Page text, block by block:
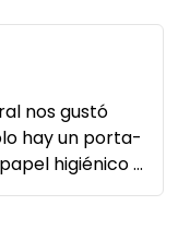
nos gustó
hay un porta-
higiénico y
estaban